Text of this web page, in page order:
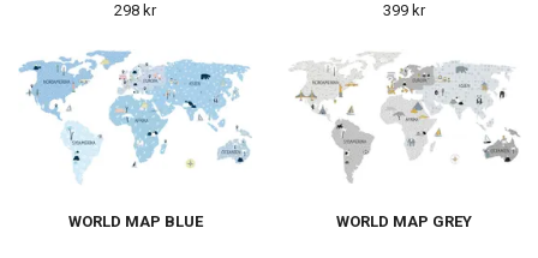
298 kr 399 kr
WORLD MAP BLUE WORLD MAP GREY